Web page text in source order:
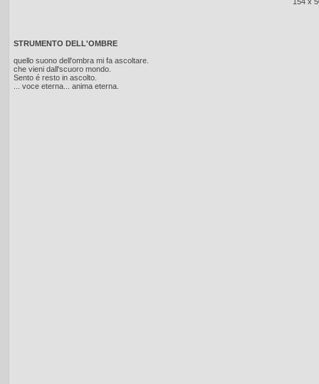
STRUMENTO DELL'OMBRE
quello suono dell'ombra mi fa ascoltare.
che vieni dall'scuoro mondo.
Sento é resto in ascolto.
... voce eterna... anima eterna.